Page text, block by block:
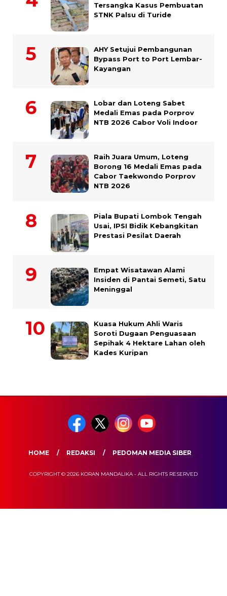
Tersangka Kasus Pembuatan
STNK Palsu di Turide
AHY Setujui Pembangunan
Bypass Port to Port Lembar-
Kayangan
Lobar dan Loteng Sabet
Medali Emas pada Porprov
NTB 2026 Cabor Voli Indoor
Raih Juara Umum, Loteng
Borong 16 Medali Emas pada
Cabor Taekwondo Porprov
NTB 2026
Piala Bupati Lombok Tengah
Usai, IPSI Bidik Kebangkitan
Prestasi Pesilat Daerah
Empat Wisatawan Alami
Insiden di Pantai Semeti, Satu
Meninggal
Kuasa Hukum Ahli Waris
Soroti Dugaan Penguasaan
Sepihak 4 Hektare Lahan oleh
Kades Kuripan
HOME REDAKSI PEDOMAN MEDIA SIBER
COPYRIGHT © 2026 KORAN MANDALIKA - ALL RIGHTS RESERVED